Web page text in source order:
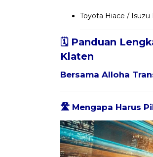
Toyota Hiace /
🗓️ Panduan
Klaten
Bersama Alloha
🛣️ Mengapa Harus